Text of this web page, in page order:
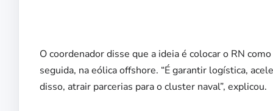
O coordenador disse que a ideia é colocar o RN
seguida, na eólica offshore. “É garantir logística,
disso, atrair parcerias para o cluster naval”, explicou.